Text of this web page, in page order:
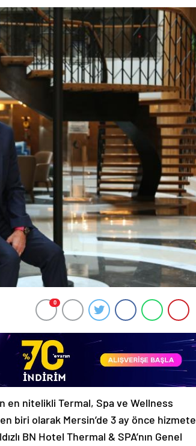
0
en nitelikli Termal, Spa ve Wellness
biri olarak Mersin’de 3 ay önce hizmete
BN Hotel Thermal & SPA’nın Genel